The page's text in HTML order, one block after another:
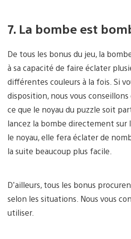
7. La bombe est
De tous les bonus du jeu, la
à sa capacité de faire éclater
différentes couleurs à la fois. Si
disposition, nous vous conseillons
ce que le noyau du puzzle soit
lancez la bombe directement sur
le noyau, elle fera éclater de
la suite beaucoup plus facile.
D’ailleurs, tous les bonus
selon les situations. Nous vous
utiliser.